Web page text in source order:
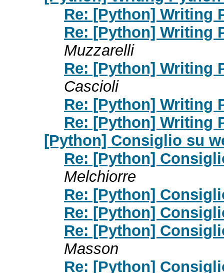
Re: [Python] Writing
Re: [Python] Writing
Muzzarelli
Re: [Python] Writing
Cascioli
Re: [Python] Writing
Re: [Python] Writing
[Python] Consiglio su
Re: [Python]
Melchiorre
Re: [Python]
Re: [Python]
Re: [Python]
Masson
Re: [Python]